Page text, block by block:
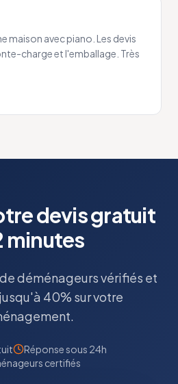
maison avec piano. Les devis
charge et l'emballage. Très
devis gratuit
minutes
déménageurs vérifiés et
40% sur votre
Réponse sous 24h
certifiés